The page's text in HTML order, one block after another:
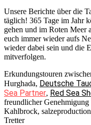
Unsere Berichte über die
täglich! 365 Tage im Jahr
gehen und im Roten Meer
euch immer wieder aufs
wieder dabei sein und die
mitverfolgen.
Erkundungstouren
Hurghada, Deutsche
Sea Partner, Red Sea
freundlicher
Kahlbrock,
Tretter